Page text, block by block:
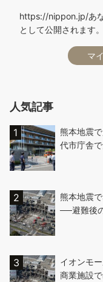
https://nippon.jp/あ
として公開されます。
マ
人気記事
熊本地震
代市庁舎
熊本地震
──避難後
イオンモ
商業施設